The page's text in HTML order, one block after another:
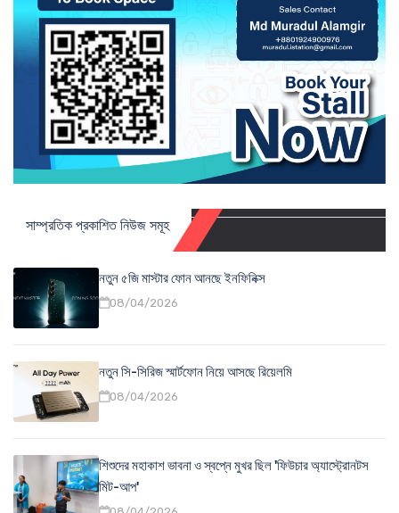
সাম্প্রতিক প্রকাশিত নিউজ সমূহ
নতুন ৫জি মাস্টার ফোন আনছে ইনফিনিক্স
08/04/2026
নতুন সি-সিরিজ স্মার্টফোন নিয়ে আসছে রিয়েলমি
08/04/2026
শিশুদের মহাকাশ ভাবনা ও স্বপ্নে মুখর ছিল 'ফিউচার অ্যাস্ট্রোনটস
মিট-আপ'